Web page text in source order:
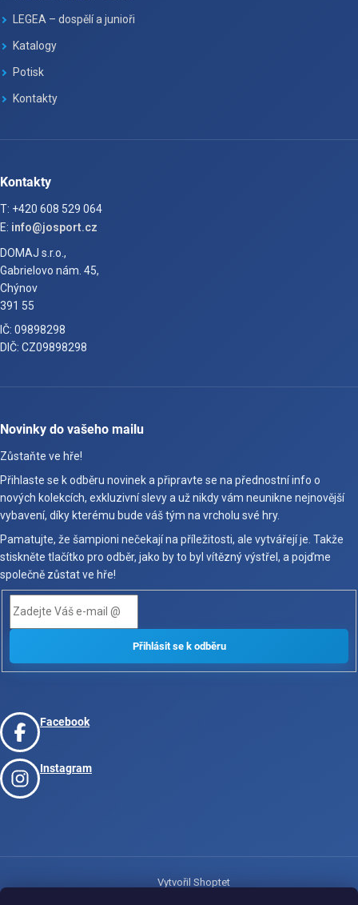
LEGEA – dospělí a junioři
Katalogy
Potisk
Kontakty
Kontakty
T: +420 608 529 064
E: info@josport.cz
DOMAJ s.r.o.,
Gabrielovo nám. 45,
Chýnov
391 55
IČ: 09898298
DIČ: CZ09898298
Novinky do vašeho mailu
Zůstaňte ve hře!
Přihlaste se k odběru novinek a připravte se na přednostní info o
nových kolekcích, exkluzivní slevy a už nikdy vám neunikne nejnovější
vybavení, díky kterému bude váš tým na vrcholu své hry.
Pamatujte, že šampioni nečekají na příležitosti, ale vytvářejí je. Takže
stiskněte tlačítko pro odběr, jako by to byl vítězný výstřel, a pojďme
společně zůstat ve hře!
Facebook
Instagram
Vytvořil Shoptet